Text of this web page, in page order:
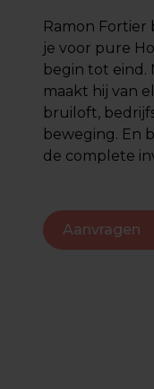
Ramon Fortier
je voor pure
begin tot eind.
maakt hij van
bruiloft,
beweging. En
de complete
Aanvragen